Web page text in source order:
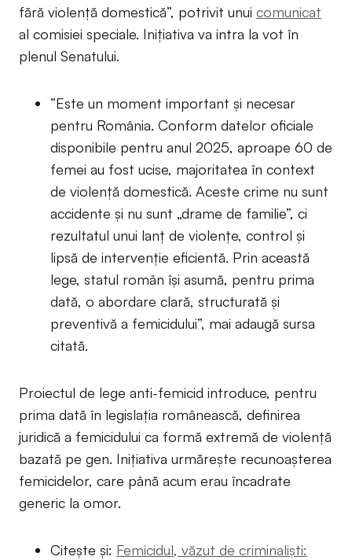
fără violență domestică”, potrivit unui comunicat
al comisiei speciale. Inițiativa va intra la vot în
plenul Senatului.
”Este un moment important și necesar
pentru România. Conform datelor oficiale
disponibile pentru anul 2025, aproape 60 de
femei au fost ucise, majoritatea în context
de violență domestică. Aceste crime nu sunt
accidente și nu sunt „drame de familie”, ci
rezultatul unui lanț de violențe, control și
lipsă de intervenție eficientă. Prin această
lege, statul român își asumă, pentru prima
dată, o abordare clară, structurată și
preventivă a femicidului”, mai adaugă sursa
citată.
Proiectul de lege anti-femicid introduce, pentru
prima dată în legislația românească, definirea
juridică a femicidului ca formă extremă de violență
bazată pe gen. Inițiativa urmărește recunoașterea
femicidelor, care până acum erau încadrate
generic la omor.
Citește și: Femicidul, văzut de criminaliști: